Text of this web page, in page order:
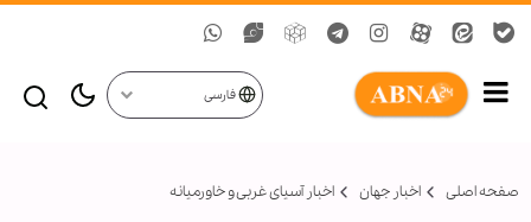
فارسی
صفحه اصلی اخبار جهان اخبار آسیای غربی و خاورمیانه